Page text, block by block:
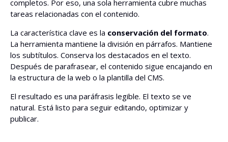
Corregir
Redactar título meta
Redactar descripción meta
completos. Por eso, una sola herramienta cubre muchas
tareas relacionadas con el contenido.
La característica clave es la conservación del formato.
La herramienta mantiene la división en párrafos. Mantiene
los subtítulos. Conserva los destacados en el texto.
Después de parafrasear, el contenido sigue encajando en
la estructura de la web o la plantilla del CMS.
El resultado es una paráfrasis legible. El texto se ve
natural. Está listo para seguir editando, optimizar y
publicar.